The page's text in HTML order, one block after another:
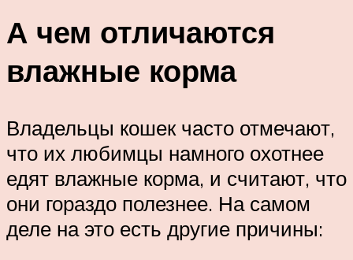
А чем отличаются
влажные корма
Владельцы кошек часто отмечают,
что их любимцы намного охотнее
едят влажные корма, и считают, что
они гораздо полезнее. На самом
деле на это есть другие причины: